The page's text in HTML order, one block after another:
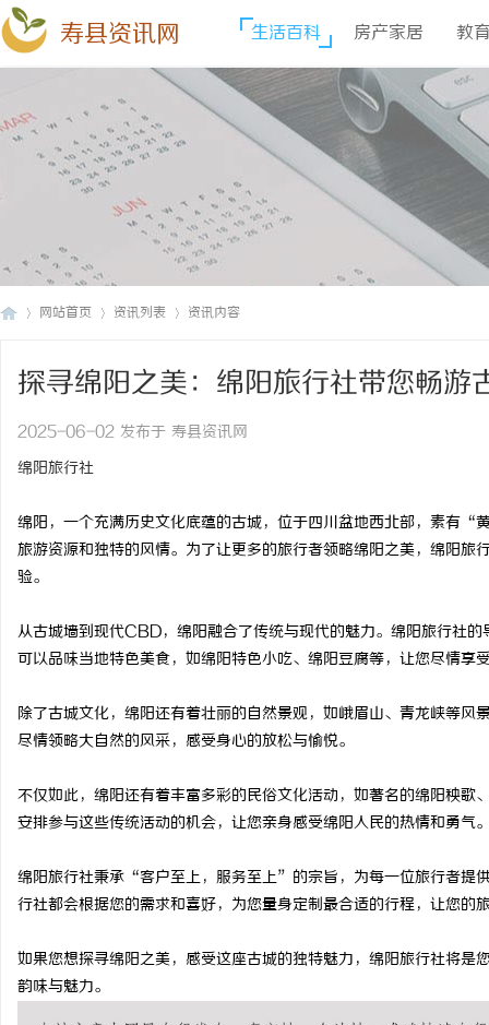
寿县资讯网 生活百科 房产家居 教
网站首页 资讯列表 资讯内容
探寻绵阳之美：绵阳旅行社带您畅游
2025-06-02 发布于 寿县资讯网
绵阳旅行社
绵阳，一个充满历史文化底蕴的古城，位于四川盆地西北部，素有
旅游资源和独特的风情。为了让更多的旅行者领略绵阳之美，绵阳
验。
从古城墙到现代CBD，绵阳融合了传统与现代的魅力。绵阳旅行社
可以品味当地特色美食，如绵阳特色小吃、绵阳豆腐等，让您尽情享
除了古城文化，绵阳还有着壮丽的自然景观，如峨眉山、青龙峡等
尽情领略大自然的风采，感受身心的放松与愉悦。
不仅如此，绵阳还有着丰富多彩的民俗文化活动，如著名的绵阳秧
安排参与这些传统活动的机会，让您亲身感受绵阳人民的热情和勇气
绵阳旅行社秉承“客户至上，服务至上”的宗旨，为每一位旅行者提
行社都会根据您的需求和喜好，为您量身定制最合适的行程，让您的
如果您想探寻绵阳之美，感受这座古城的独特魅力，绵阳旅行社将
韵味与魅力。
武汉配眼镜 上海配眼镜